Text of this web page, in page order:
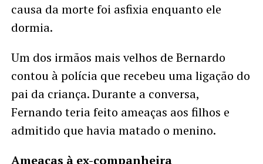
causa da morte foi asfixia enquanto ele
dormia.
Um dos irmãos mais velhos de Bernardo
contou à polícia que recebeu uma ligação do
pai da criança. Durante a conversa,
Fernando teria feito ameaças aos filhos e
admitido que havia matado o menino.
Ameaças à ex-companheira